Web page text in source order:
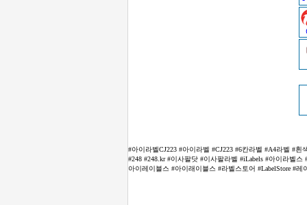
#아이라벨CJ223 #아이라벨 #CJ223 #6칸라벨 #A4라벨 #
#248 #248.kr #이사팔닷 #이사팔라벨 #iLabels #아이라벨
아이레이블스 #아이래이블스 #라벨스토어 #LabelStore #레